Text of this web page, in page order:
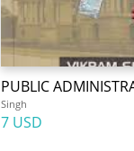
PUBLIC
Singh
7 USD